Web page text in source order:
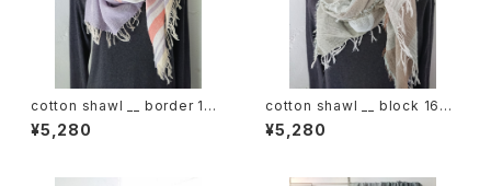
cotton shawl __ border 160
倒景w
¥5,280
cotton shawl __ block 160
裏葉w
¥5,280